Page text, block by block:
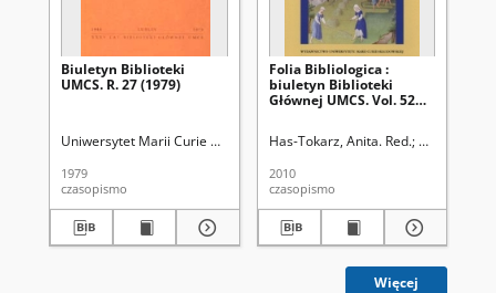
Biuletyn Biblioteki
UMCS. R. 27 (1979)
Uniwersytet Marii Curie Skłodowskiej (Lublin). Biblioteka Główna
1979
czasopismo
Folia Bibliologica :
biuletyn Biblioteki
Głównej UMCS. Vol. 52
Has-Tokarz, Anita. Red. Uniwersytet
2010
czasopismo
Więcej